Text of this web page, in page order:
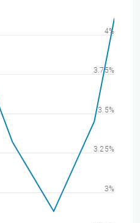
3%
4%
3.25%
3.5%
3.75%